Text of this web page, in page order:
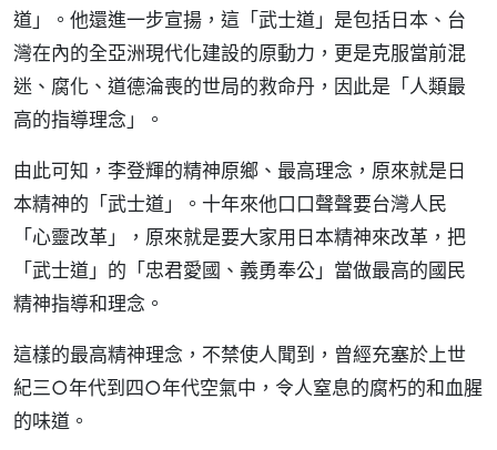
道」。他還進一步宣揚，這「武士道」是包括日本、台
灣在內的全亞洲現代化建設的原動力，更是克服當前混
迷、腐化、道德淪喪的世局的救命丹，因此是「人類最
高的指導理念」。
由此可知，李登輝的精神原鄉、最高理念，原來就是日
本精神的「武士道」。十年來他口口聲聲要台灣人民
「心靈改革」，原來就是要大家用日本精神來改革，把
「武士道」的「忠君愛國、義勇奉公」當做最高的國民
精神指導和理念。
這樣的最高精神理念，不禁使人聞到，曾經充塞於上世
紀三○年代到四○年代空氣中，令人窒息的腐朽的和血腥
的味道。